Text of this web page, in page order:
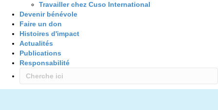
Travailler chez Cuso International
Devenir bénévole
Faire un don
Histoires d'impact
Actualités
Publications
Responsabilité